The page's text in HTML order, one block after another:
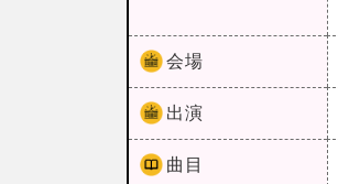
会場
出演
曲目